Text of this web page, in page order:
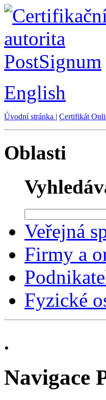
English
Úvodní stránka | Certifikát
Oblasti
Veřejná
Firmy a
Fyzické
.
Navigace